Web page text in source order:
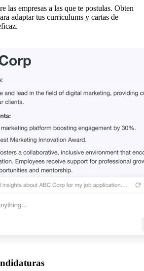
las empresas a las que te postulas. Obten
adaptar tus curriculums y cartas de